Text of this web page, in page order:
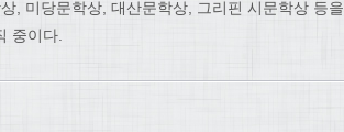
, 미당문학상, 대산문학상, 그리핀 시문학상 등을
중이다.